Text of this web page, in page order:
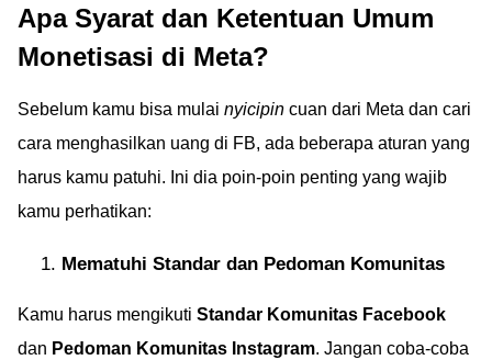
Apa Syarat dan Ketentuan Umum
Monetisasi di Meta?
Sebelum kamu bisa mulai nyicipin cuan dari Meta dan cari
cara menghasilkan uang di FB, ada beberapa aturan yang
harus kamu patuhi. Ini dia poin-poin penting yang wajib
kamu perhatikan:
Mematuhi Standar dan Pedoman Komunitas
Kamu harus mengikuti Standar Komunitas Facebook
dan Pedoman Komunitas Instagram. Jangan coba-coba